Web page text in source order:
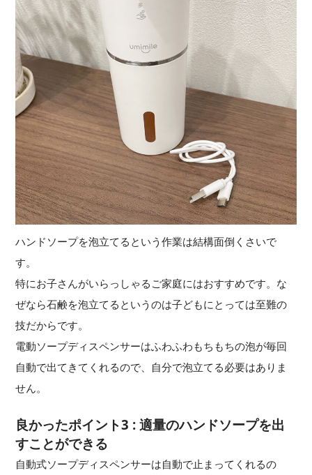
ハンドソープを泡立てるという作業は結構面倒くさいで
す。
特にお子さんがいらっしゃるご家庭にはおすすめです。な
ぜなら石鹸を泡立てるというのは子どもにとっては至難の
技だからです。
電動ソープディスペンサーはふわふわもちもちの泡が毎回
自動で出てきてくれるので、自分で泡立てる必要はありま
せん。
良かったポイント3 : 適量のハンドソープを出
すことができる
自動式ソープディスペンサーは自動で止まってくれるの